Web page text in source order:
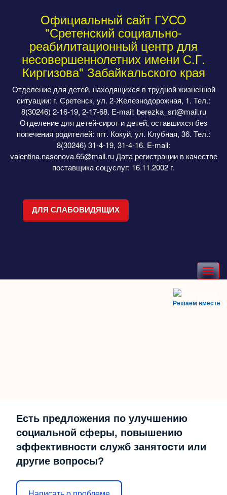
Официальный сайт ГУСО
"Сретенский социально-
реабилитационный центр для
несовершеннолетних имени С.Г.
Киргизова" Забайкальского края
Отделение для детей, находящихся в трудной жизненной
ситуации: г. Сретенск, ул. 2-Железнодорожная, 1. Тел.:
8(30246) 2-16-19, 2-17-68. E-mail: berezka_srt@mail.ru
Отделение для детей-сирот и детей, оставшихся без
попечения родителей: пгт. Кокуй, ул. Клубная, 36. Тел.:
8(30246) 31-4-19, 31-4-16. E-mail:
valentina.nasonova.65@mail.ru Дата регистрации в качестве
поставщика соцуслуг: 16.11.2002 г.
ДЛЯ СЛАБОВИДЯЩИХ
Toggle
navigation
Решаем вместе
Есть предложения по улучшению
социальной сферы, повышению
эффективности служб занятости или
другие вопросы?